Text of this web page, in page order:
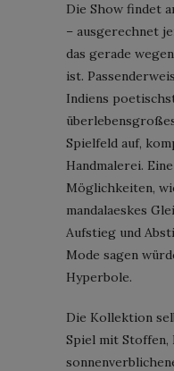
Die Show findet
– ausgerechnet
das gerade
ist.
Indiens
Spielfeld auf,
Handmalerei.
Möglichkeiten,
mandalaeskes
Aufstieg und
Mode sagen
Hyperbole.
Die Kollektion
Spiel mit Stoffen,